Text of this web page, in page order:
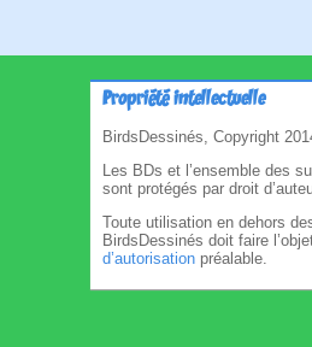
Propriété intellectuelle
BirdsDessinés, Copyright
Les BDs et l’ensemble des
sont protégés par droit
Toute utilisation en dehors
BirdsDessinés doit faire
d’autorisation préalable.